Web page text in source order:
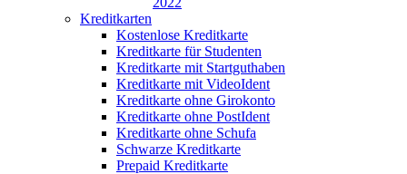
Kreditkarten
Kostenlose Kreditkarte
Kreditkarte für Studenten
Kreditkarte mit Startguthaben
Kreditkarte mit VideoIdent
Kreditkarte ohne Girokonto
Kreditkarte ohne PostIdent
Kreditkarte ohne Schufa
Schwarze Kreditkarte
Prepaid Kreditkarte